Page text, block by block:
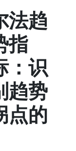
法趋
指
：识
趋势
点的